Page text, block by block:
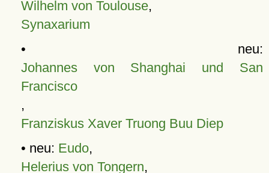
Wilhelm von Toulouse,
Synaxarium
• neu:
Johannes von Shanghai und San
Francisco
,
Franziskus Xaver Truong Buu Diep
• neu: Eudo,
Helerius von Tongern,